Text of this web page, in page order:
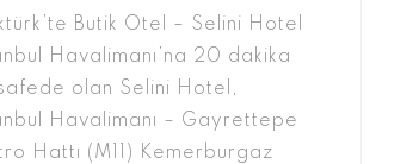
Butik Otel – Selini Hotel
Havalimanı’na 20 dakika
olan Selini Hotel,
Havalimanı – Gayrettepe
Hattı (M11) Kemerburgaz